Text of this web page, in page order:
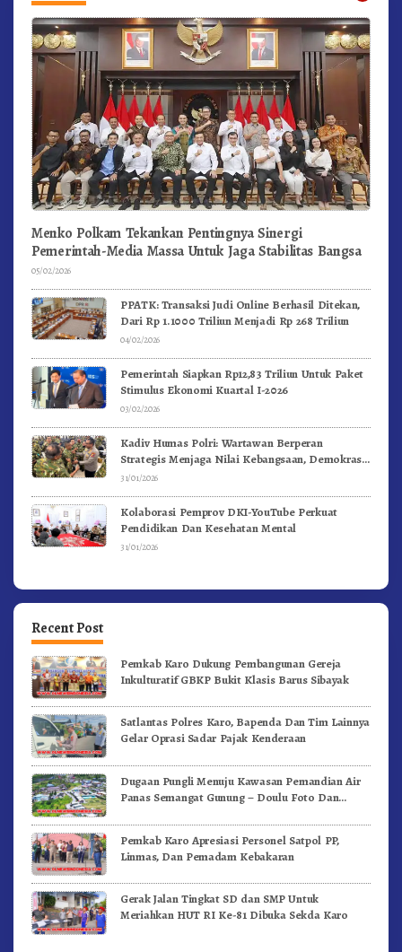
Menko Polkam Tekankan Pentingnya Sinergi
Pemerintah-Media Massa Untuk Jaga Stabilitas Bangsa
05/02/2026
PPATK: Transaksi Judi Online Berhasil Ditekan,
Dari Rp 1.1000 Triliun Menjadi Rp 268 Triliun
04/02/2026
Pemerintah Siapkan Rp12,83 Triliun Untuk Paket
Stimulus Ekonomi Kuartal I-2026
03/02/2026
Kadiv Humas Polri: Wartawan Berperan
Strategis Menjaga Nilai Kebangsaan, Demokrasi,
dan NKRI
31/01/2026
Kolaborasi Pemprov DKI-YouTube Perkuat
Pendidikan Dan Kesehatan Mental
31/01/2026
Recent Post
Pemkab Karo Dukung Pembangunan Gereja
Inkulturatif GBKP Bukit Klasis Barus Sibayak
Satlantas Polres Karo, Bapenda Dan Tim Lainnya
Gelar Oprasi Sadar Pajak Kenderaan
Dugaan Pungli Menuju Kawasan Pemandian Air
Panas Semangat Gunung – Doulu Foto Dan
Pemkab Karo Apresiasi Personel Satpol PP,
Linmas, Dan Pemadam Kebakaran
Gerak Jalan Tingkat SD dan SMP Untuk
Meriahkan HUT RI Ke-81 Dibuka Sekda Karo